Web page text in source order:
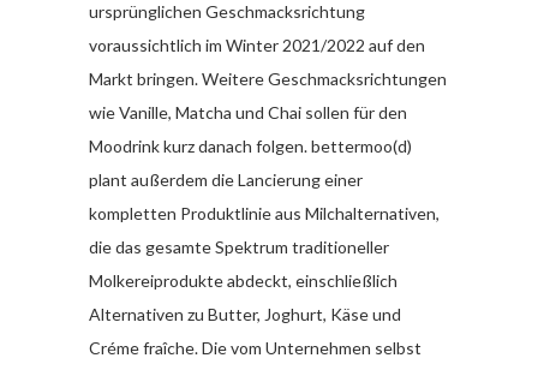
ursprünglichen Geschmacksrichtung
voraussichtlich im Winter 2021/2022 auf den
Markt bringen. Weitere Geschmacksrichtungen
wie Vanille, Matcha und Chai sollen für den
Moodrink kurz danach folgen. bettermoo(d)
plant außerdem die Lancierung einer
kompletten Produktlinie aus Milchalternativen,
die das gesamte Spektrum traditioneller
Molkereiprodukte abdeckt, einschließlich
Alternativen zu Butter, Joghurt, Käse und
Créme fraîche. Die vom Unternehmen selbst